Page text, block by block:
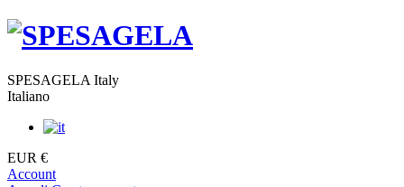
SPESAGELA Italy
Italiano
EUR €
Account